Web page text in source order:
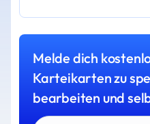
Melde dich
Karteikarten zu
bearbeiten und